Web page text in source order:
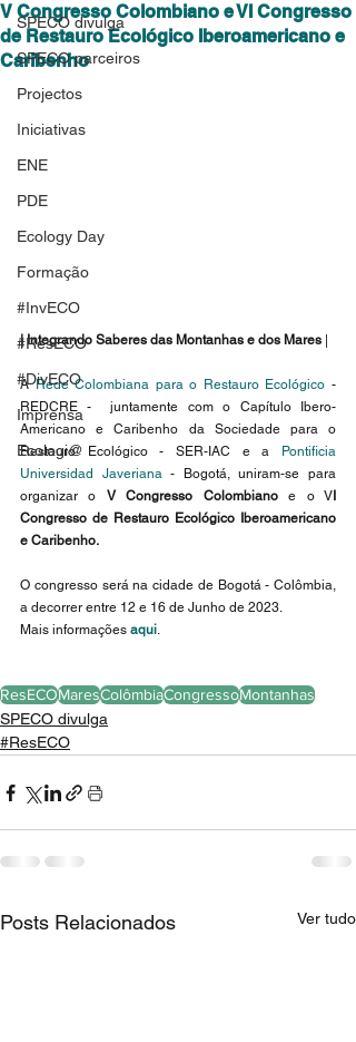
SPECO divulga
SPECO parceiros
Projectos
Iniciativas
ENE
PDE
Ecology Day
Formação
#InvECO
#ResECO
#DivECO
Imprensa
Ecologi@
V Congresso Colombiano e VI Congresso
de Restauro Ecológico Iberoamericano e
Caribenho
| Integrando Saberes das Montanhas e dos Mares
A Rede Colombiana para o Restauro Ecológico -
REDCRE -  juntamente com o Capítulo Ibero-
Americano e Caribenho da Sociedade para o
Restauro Ecológico - SER-IAC e a
Pontificia
Universidad Javeriana - Bogotá, uniram-se para
organizar o V Congresso Colombiano e o V
Congresso de Restauro Ecológico Iberoamericano
e Caribenho.
O congresso será na cidade de Bogotá - Colômbia,
a decorrer entre 12 e 16 de Junho de 2023.
Mais informações aqui.
ResECOMaresColômbiaCongressoMontanhas
SPECO divulga
#ResECO
Posts Relacionados Ver tudo